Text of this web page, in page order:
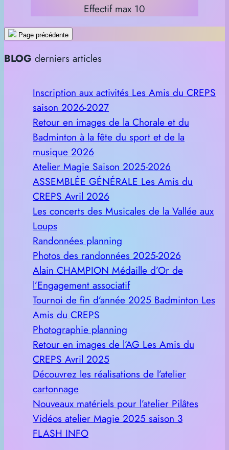
Effectif max 10
Page précédente
BLOG derniers articles
Inscription aux activités Les Amis du CREPS
saison 2026-2027
Retour en images de la Chorale et du
Badminton à la fête du sport et de la
musique 2026
Atelier Magie Saison 2025-2026
ASSEMBLÉE GÉNÉRALE Les Amis du
CREPS Avril 2026
Les concerts des Musicales de la Vallée aux
Loups
Randonnées planning
Photos des randonnées 2025-2026
Alain CHAMPION Médaille d’Or de
l’Engagement associatif
Tournoi de fin d’année 2025 Badminton Les
Amis du CREPS
Photographie planning
Retour en images de l’AG Les Amis du
CREPS Avril 2025
Découvrez les réalisations de l’atelier
cartonnage
Nouveaux matériels pour l’atelier Pilâtes
Vidéos atelier Magie 2025 saison 3
FLASH INFO